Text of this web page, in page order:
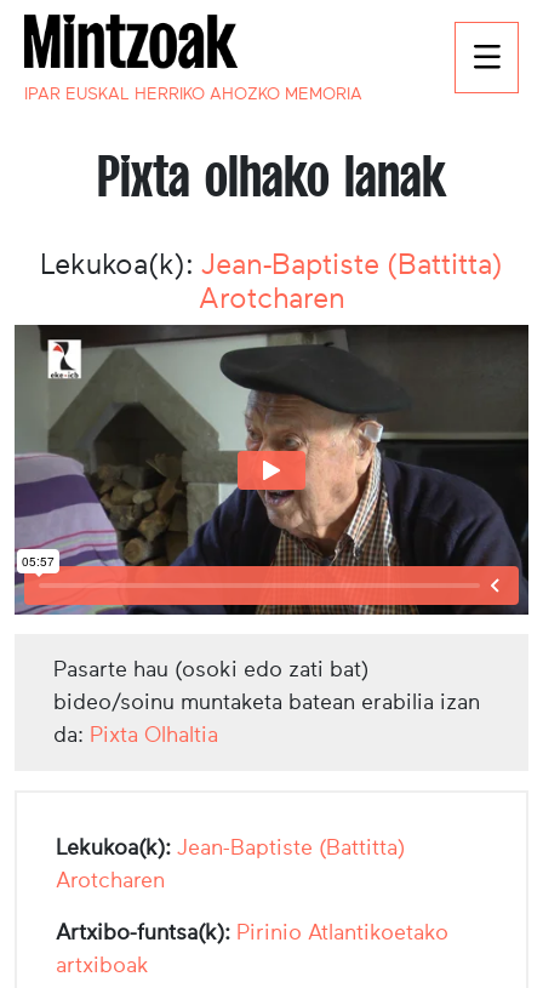
IPAR EUSKAL HERRIKO AHOZKO MEMORIA
Pixta olhako lanak
Lekukoa(k): Jean-Baptiste (Battitta)
Arotcharen
Pasarte hau (osoki edo zati bat)
bideo/soinu muntaketa batean erabilia izan
da: Pixta Olhaltia
Lekukoa(k): Jean-Baptiste (Battitta)
Arotcharen
Artxibo-funtsa(k): Pirinio Atlantikoetako
artxiboak